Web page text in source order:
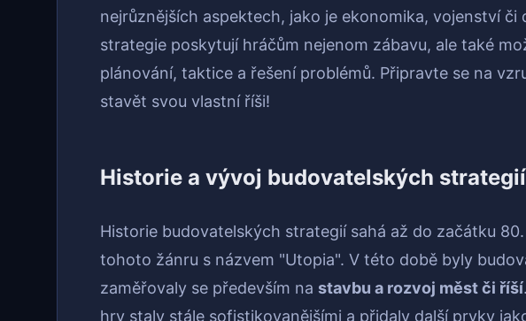
nejrůznějších aspektech, jako je ekonomika, vojenství či
strategie poskytují hráčům nejenom zábavu, ale také
plánování, taktice a řešení problémů. Připravte se na
stavět svou vlastní říši!
Historie a vývoj budovatelských strategií
Historie budovatelských strategií sahá až do začátku
tohoto žánru s názvem "Utopia". V této době byly
zaměřovaly se především na stavbu a rozvoj měst či říší
hry staly stále sofistikovanějšími a přidaly další prvky